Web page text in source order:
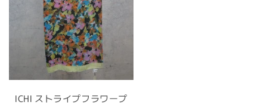
ICHI ストライプフラワープ